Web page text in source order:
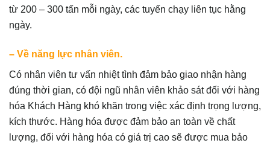
từ 200 – 300 tấn mỗi ngày, các tuyến chạy liên tục hằng
ngày.
– Về năng lực nhân viên.
Có nhân viên tư vấn nhiệt tình đảm bảo giao nhận hàng
đúng thời gian, có đội ngũ nhân viên khảo sát đối với hàng
hóa Khách Hàng khó khăn trong việc xác định trọng lượng,
kích thước. Hàng hóa được đảm bảo an toàn về chất
lượng, đối với hàng hóa có giá trị cao sẽ được mua bảo